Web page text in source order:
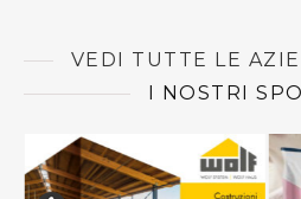
VEDI TUTTE LE
I NOSTRI